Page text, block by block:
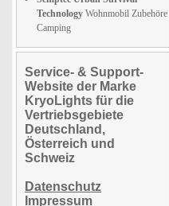
Technology Wohnmobil Zubehöre
Camping
Service- & Support-
Website der Marke
KryoLights für die
Vertriebsgebiete
Deutschland,
Österreich und
Schweiz
Datenschutz
Impressum